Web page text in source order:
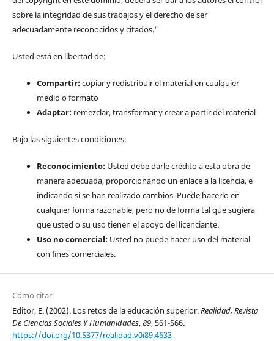
sobre la integridad de sus trabajos y el derecho de ser
adecuadamente reconocidos y citados."
Usted está en libertad de:
Compartir:copiar y redistribuir el material en cualquier
medio o formato
Adaptar:remezclar, transformar y crear a partir del material
Bajo las siguientes condiciones:
Reconocimiento:Usted debe darle crédito a esta obra de
manera adecuada, proporcionando un enlace a la licencia, e
indicando si se han realizado cambios. Puede hacerlo en
cualquier forma razonable, pero no de forma tal que sugiera
que usted o su uso tienen el apoyo del licenciante.
Uso no comercial:Usted no puede hacer uso del material
con fines comerciales.
Cómo citar
Editor, E. (2002). Los retos de la educación superior.Realidad, Revista
De Ciencias Sociales Y Humanidades,89, 561-566.
https://doi.org/10.5377/realidad.v0i89.4633